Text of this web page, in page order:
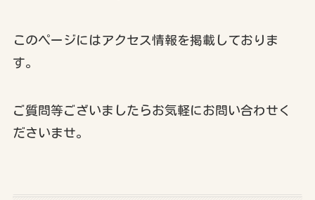
このページにはアクセス情報を掲載しておりま
す。
ご質問等ございましたらお気軽にお問い合わせく
ださいませ。